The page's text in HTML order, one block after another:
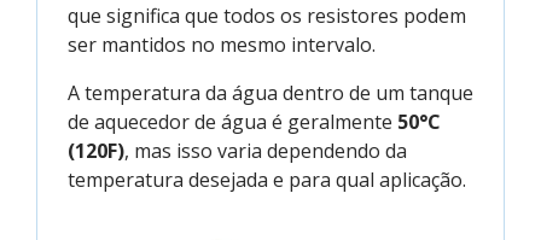
que significa que todos os resistores podem
ser mantidos no mesmo intervalo.
A temperatura da água dentro de um tanque
de aquecedor de água é geralmente 50°C
(120F), mas isso varia dependendo da
temperatura desejada e para qual aplicação.